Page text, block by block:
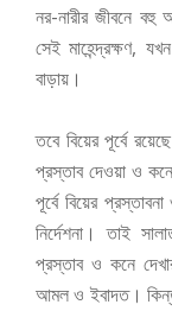
নর-নারীর জীবনে
সেই মাহেন্দ্রক্ষণ,
বাড়ায়।
তবে বিয়ের পূর্বে
প্রস্তাব দেওয়া ও কনে
পূর্বে বিয়ের
নির্দেশনা। তাই
প্রস্তাব ও কনে
আমল ও ইবাদত। কিন্তু